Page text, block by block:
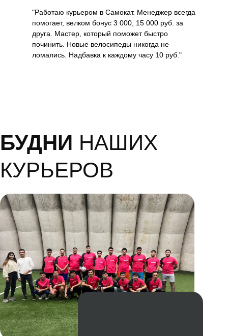
"Работаю курьером в Самокат. Менеджер всегда
помогает, велком бонус 3 000, 15 000 руб. за
друга. Мастер, который поможет быстро
починить. Новые велосипеды никогда не
ломались. Надбавка к каждому часу 10 руб."